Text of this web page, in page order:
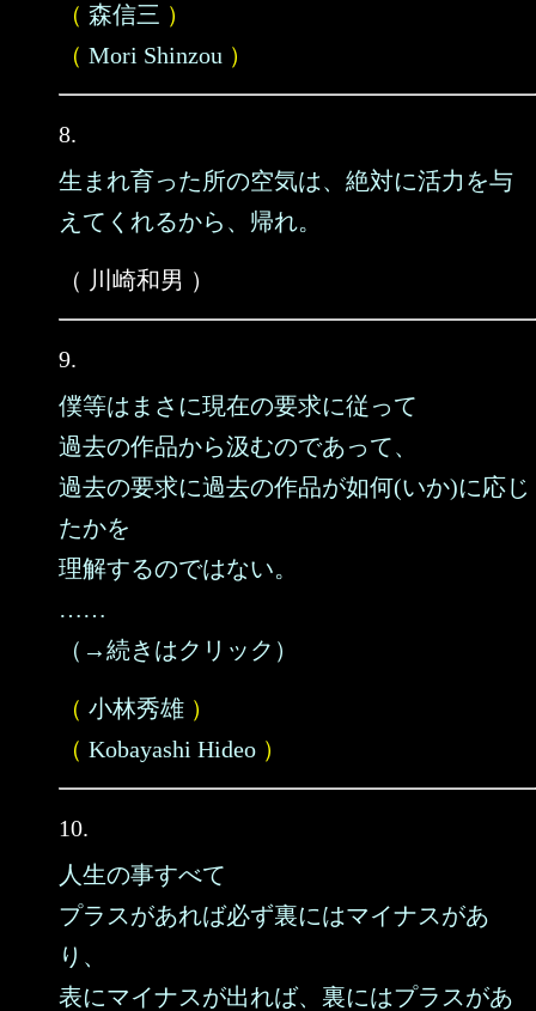
（ 森信三 ）
（ Mori Shinzou ）
8.
生まれ育った所の空気は、絶対に活力を与
えてくれるから、帰れ。
（ 川崎和男 ）
9.
僕等はまさに現在の要求に従って
過去の作品から汲むのであって、
過去の要求に過去の作品が如何(いか)に応じ
たかを
理解するのではない。
……
（→続きはクリック）
（ 小林秀雄 ）
（ Kobayashi Hideo ）
10.
人生の事すべて
プラスがあれば必ず裏にはマイナスがあ
り、
表にマイナスが出れば、裏にはプラスがあ